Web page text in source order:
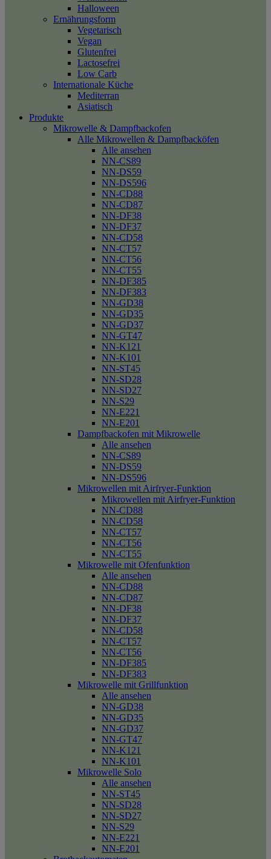
Halloween
Ernährungsform
Vegetarisch
Vegan
Glutenfrei
Lactosefrei
Low Carb
Internationale Küche
Mediterran
Asiatisch
Produkte
Mikrowelle & Dampfbackofen
Alle Mikrowellen & Dampfbacköfen
Alle ansehen
NN-CS89
NN-DS59
NN-DS596
NN-CD88
NN-CD87
NN-DF38
NN-DF37
NN-CD58
NN-CT57
NN-CT56
NN-CT55
NN-DF385
NN-DF383
NN-GD38
NN-GD35
NN-GD37
NN-GT47
NN-K121
NN-K101
NN-ST45
NN-SD28
NN-SD27
NN-S29
NN-E221
NN-E201
Dampfbackofen mit Mikrowelle
Alle ansehen
NN-CS89
NN-DS59
NN-DS596
Mikrowellen mit Airfryer-Funktion
Mikrowellen mit Airfryer-Funktion
NN-CD88
NN-CD58
NN-CT57
NN-CT56
NN-CT55
Mikrowelle mit Ofenfunktion
Alle ansehen
NN-CD88
NN-CD87
NN-DF38
NN-DF37
NN-CD58
NN-CT57
NN-CT56
NN-DF385
NN-DF383
Mikrowelle mit Grillfunktion
Alle ansehen
NN-GD38
NN-GD35
NN-GD37
NN-GT47
NN-K121
NN-K101
Mikrowelle Solo
Alle ansehen
NN-ST45
NN-SD28
NN-SD27
NN-S29
NN-E221
NN-E201